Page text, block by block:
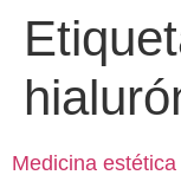
Medicina